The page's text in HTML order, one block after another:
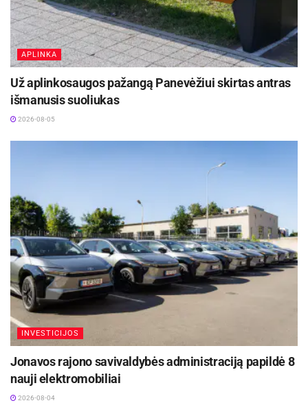
APLINKA
Už aplinkosaugos pažangą Panevėžiui skirtas antras
išmanusis suoliukas
2026-08-05
INVESTICIJOS
Jonavos rajono savivaldybės administraciją papildė 8
nauji elektromobiliai
2026-08-04